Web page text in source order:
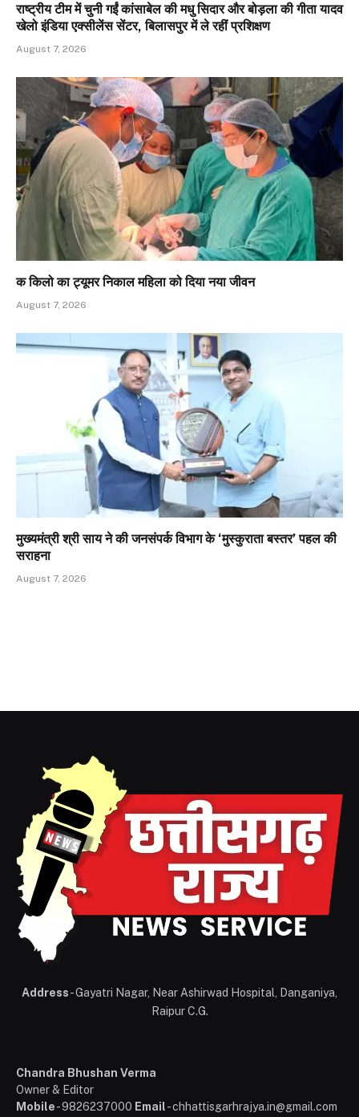
राष्ट्रीय टीम में चुनी गईं कांसाबेल की मधु सिदार और बोड़ला की गीता यादव
खेलो इंडिया एक्सीलेंस सेंटर, बिलासपुर में ले रहीं प्रशिक्षण
August 7, 2026
क किलो का ट्यूमर निकाल महिला को दिया नया जीवन
August 7, 2026
मुख्यमंत्री श्री साय ने की जनसंपर्क विभाग के ‘मुस्कुराता बस्तर’ पहल की
सराहना
August 7, 2026
Address- Gayatri Nagar, Near Ashirwad Hospital, Danganiya,
Raipur C.G.
Chandra Bhushan Verma
Owner & Editor
Mobile- 9826237000 Email- chhattisgarhrajya.in@gmail.com